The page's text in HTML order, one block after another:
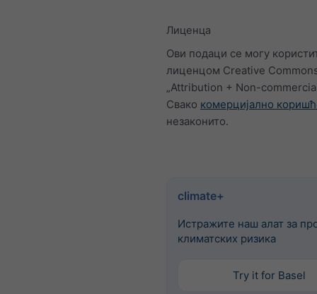
Лиценца
Ови подаци се могу
лиценцом Creative
„Attribution + Non-
Свако комерцијално
незаконито.
climate+
Истражите наш алат за
климатских ризика
Try it for Basel